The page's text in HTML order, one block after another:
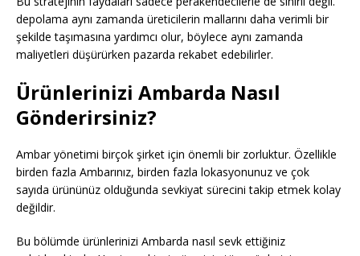
depolama aynı zamanda üreticilerin mallarını daha verimli bir
şekilde taşımasına yardımcı olur, böylece aynı zamanda
maliyetleri düşürürken pazarda rekabet edebilirler.
Ürünlerinizi Ambarda Nasıl
Gönderirsiniz?
Ambar yönetimi birçok şirket için önemli bir zorluktur. Özellikle
birden fazla Ambarınız, birden fazla lokasyonunuz ve çok
sayıda ürününüz olduğunda sevkiyat sürecini takip etmek kolay
değildir.
Bu bölümde ürünlerinizi Ambarda nasıl sevk ettiğiniz